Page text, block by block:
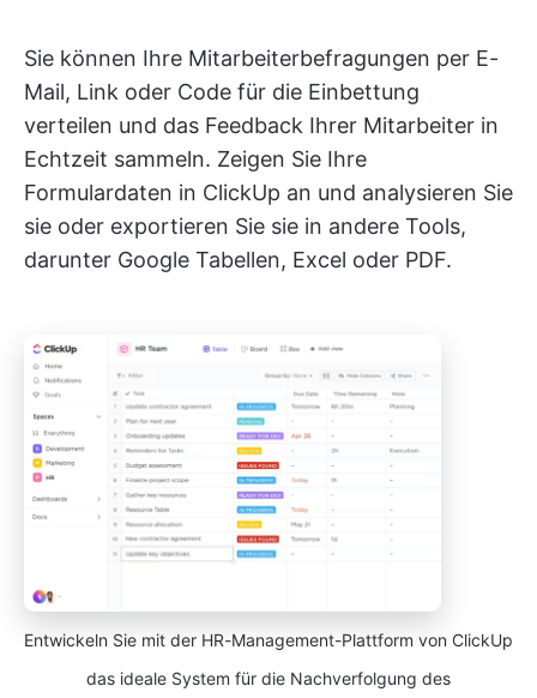
Sie können Ihre Mitarbeiterbefragungen per E-
Mail, Link oder Code für die Einbettung
verteilen und das Feedback Ihrer Mitarbeiter in
Echtzeit sammeln. Zeigen Sie Ihre
Formulardaten in ClickUp an und analysieren Sie
sie oder exportieren Sie sie in andere Tools,
darunter Google Tabellen, Excel oder PDF.
Entwickeln Sie mit der HR-Management-Plattform von ClickUp
das ideale System für die Nachverfolgung des